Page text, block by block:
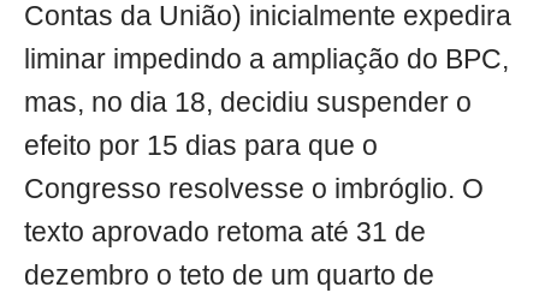
Contas da União) inicialmente expedira
liminar impedindo a ampliação do BPC,
mas, no dia 18, decidiu suspender o
efeito por 15 dias para que o
Congresso resolvesse o imbróglio. O
texto aprovado retoma até 31 de
dezembro o teto de um quarto de